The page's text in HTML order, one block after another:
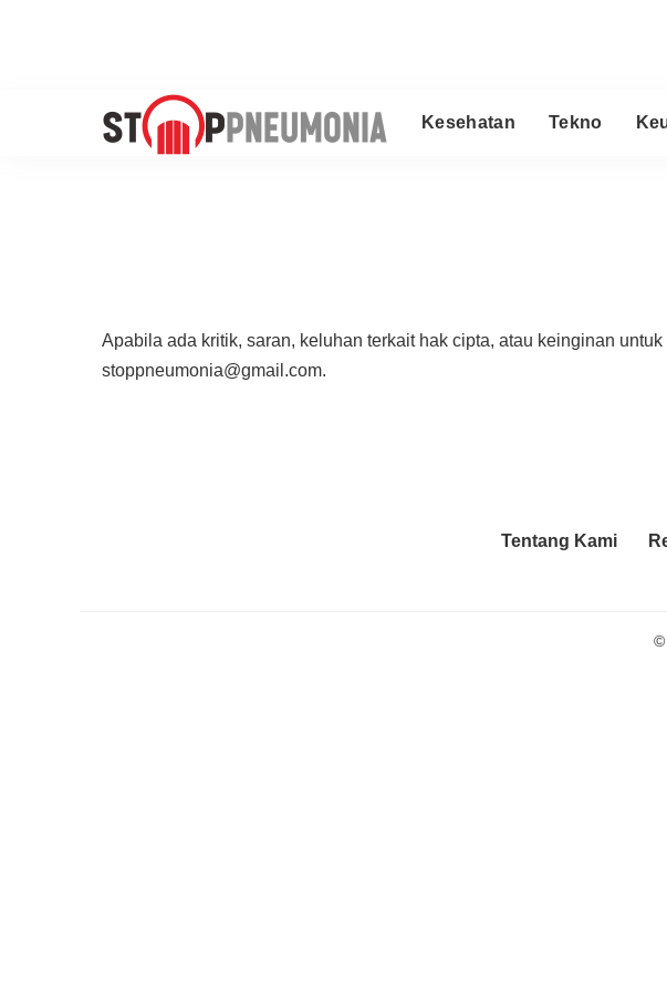
Kesehatan Tekno
Apabila ada kritik, saran, keluhan terkait hak cipta, atau keinginan
stoppneumonia@gmail.com.
Tentang Kami
©